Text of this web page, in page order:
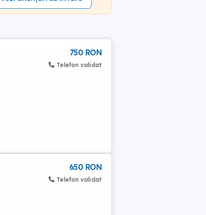
750 RON
Telefon validat
650 RON
Telefon validat